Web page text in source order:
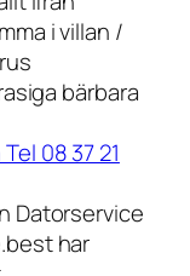
i villan /
bärbara
08 37 21
Datorservice
har